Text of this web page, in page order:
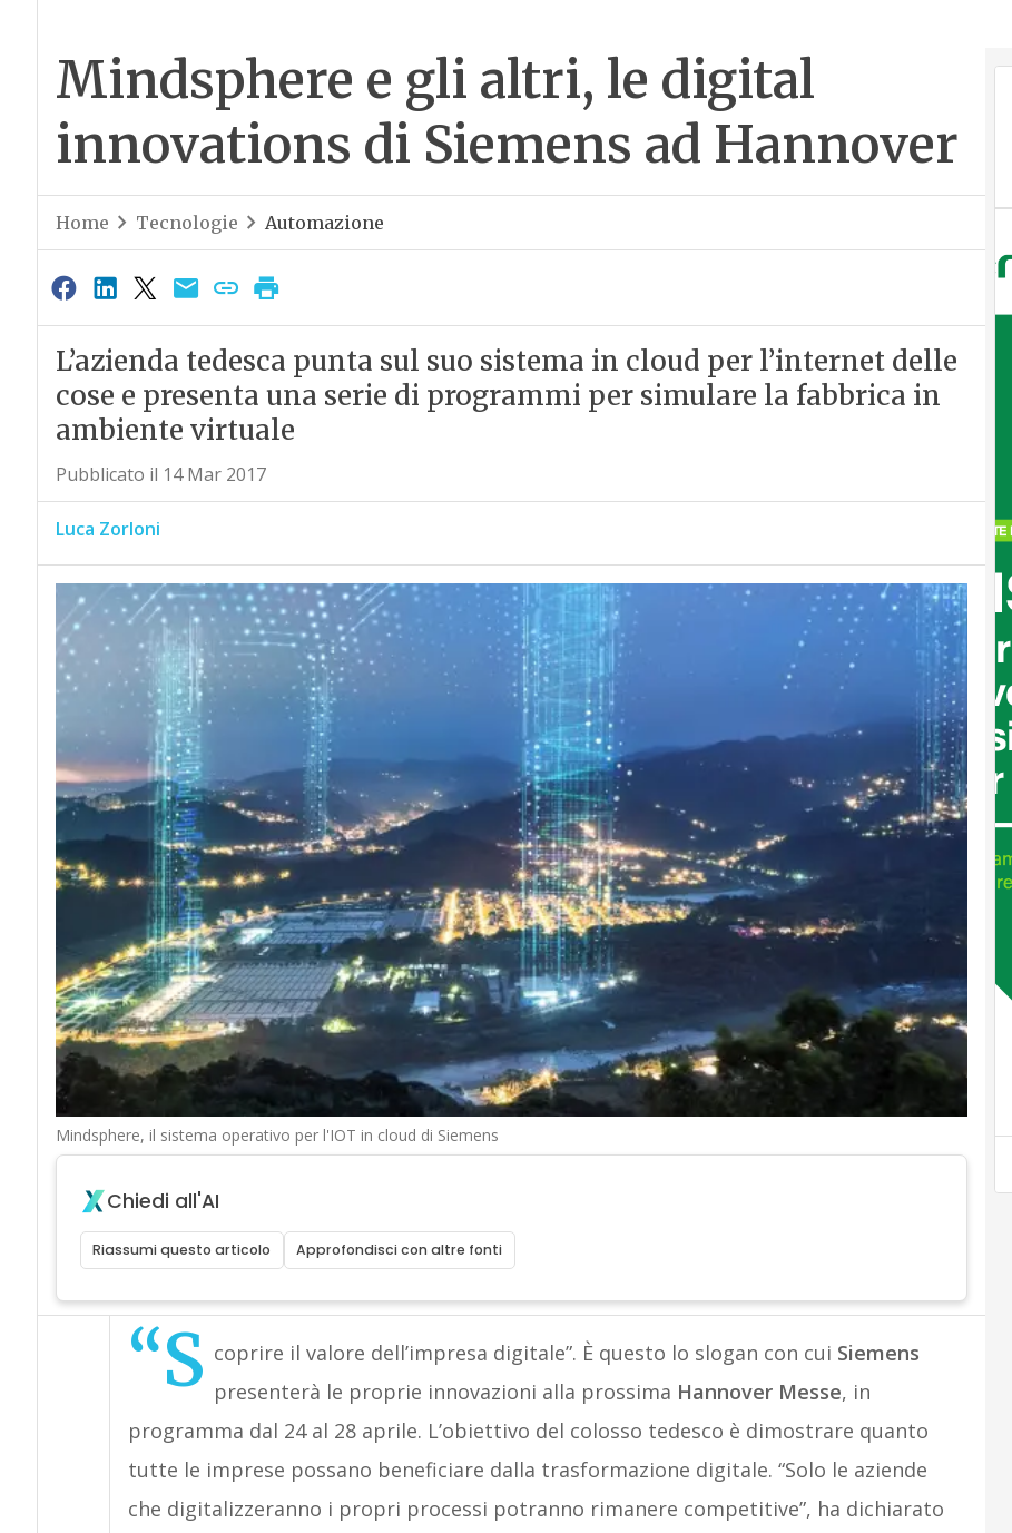
Mindsphere e gli altri, le digital
innovations di Siemens ad Hannover
Home Tecnologie Automazione
L’azienda tedesca punta sul suo sistema in cloud per l’internet delle
cose e presenta una serie di programmi per simulare la fabbrica in
ambiente virtuale
Pubblicato il 14 Mar 2017
Luca Zorloni
Mindsphere, il sistema operativo per l'IOT in cloud di Siemens
Chiedi all'AI
Riassumi questo articolo Approfondisci con altre fonti
“S coprire il valore dell’impresa digitale”. È questo lo slogan con cui Siemens
presenterà le proprie innovazioni alla prossima Hannover Messe, in
programma dal 24 al 28 aprile. L’obiettivo del colosso tedesco è dimostrare quanto
tutte le imprese possano beneficiare dalla trasformazione digitale. “Solo le aziende
che digitalizzeranno i propri processi potranno rimanere competitive”, ha dichiarato